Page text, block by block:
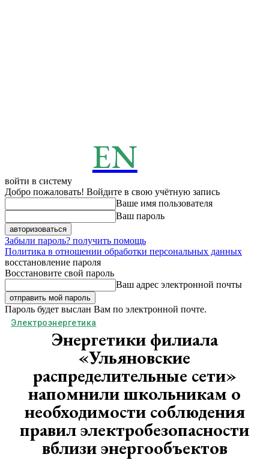
EN
войти в систему
Добро пожаловать! Войдите в свою учётную запись
Ваше имя пользователя
Ваш пароль
Забыли пароль? получить помощь
Политика в отношении обработки персональных данных
восстановление пароля
Восстановите свой пароль
Ваш адрес электронной почты
Пароль будет выслан Вам по электронной почте.
Электроэнергетика
Энергетики филиала
«Ульяновские
распределительные сети»
напомнили школьникам о
необходимости соблюдения
правил электробезопасности
вблизи энергообъектов